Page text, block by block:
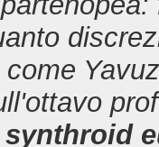
synthroid